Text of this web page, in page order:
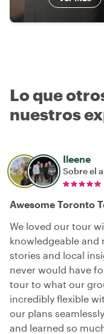
Lo que
nuestros
Ileene
Sobre el
Awesome Toronto
We loved our tour
knowledgeable and
stories and local
never would have
tour to what our
incredibly flexible
our plans
and learned so